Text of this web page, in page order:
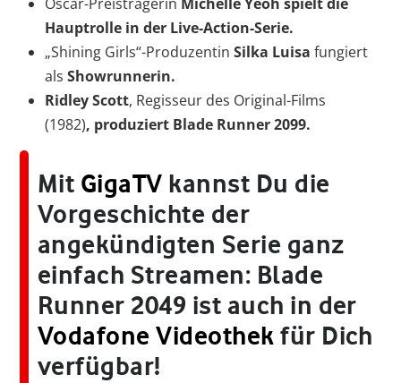
Hauptrolle in der Live-Action-Serie.
„Shining Girls“-Produzentin Silka Luisa fungiert
als Showrunnerin.
Ridley Scott, Regisseur des Original-Films
(1982), produziert Blade Runner 2099.
Mit GigaTV kannst Du die
Vorgeschichte der
angekündigten Serie ganz
einfach Streamen: Blade
Runner 2049 ist auch in der
Vodafone Videothek für Dich
verfügbar!